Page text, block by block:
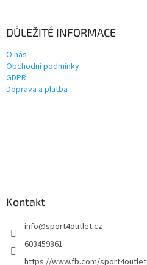
DŮLEŽITÉ INFORMACE
O nás
Obchodní podmínky
GDPR
Doprava a platba
Kontakt
info@sport4outlet.cz
603459861
https://www.fb.com/sport4outlet